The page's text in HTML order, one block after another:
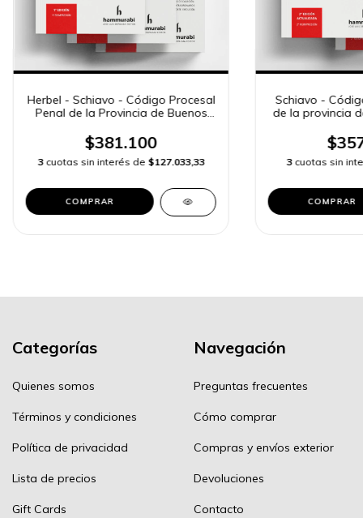
Herbel - Schiavo - Código Procesal
Penal de la Provincia de Buenos
$381.100
3 cuotas sin interés de $127.033,33
COMPRAR
Schiavo -
de la provincia
3 cuotas sin
COMPRAR
Categorías
Quienes somos
Términos y condiciones
Política de privacidad
Lista de precios
Gift Cards
Navegación
Preguntas frecuentes
Cómo comprar
Compras y envíos exterior
Devoluciones
Contacto